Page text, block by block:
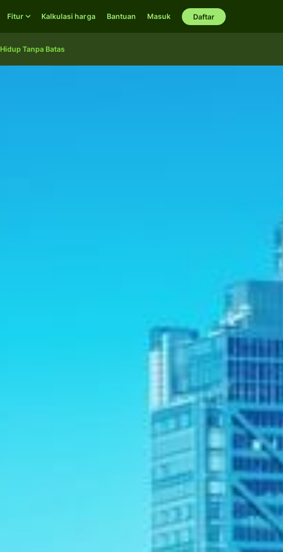
Hidup Tanpa Batas
Fitur Kalkulasi harga Bantuan Masuk Daftar